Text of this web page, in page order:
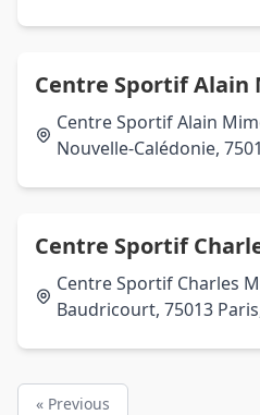
Centre Sportif Alain
Centre Sportif Alain
Nouvelle-Calédonie,
Centre Sportif
Centre Sportif Charles
Baudricourt, 75013
« Previous